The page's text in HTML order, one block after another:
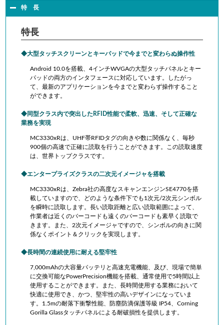
特 長
特長
大型タッチスクリーンとキーパッドで今までと変わらぬ操作性
Android 10.0を搭載、4インチWVGAの大型タッチパネルとキー
パッドの両方のインタフェースに対応しています。したがっ
て、最新のアプリケーションを今までと変わらず操作すること
ができます。
同型クラス内で突出したRFID性能で柔軟、迅速、そして正確な
業務を実現
MC3330xRは、UHF帯RFIDタグの向きや数に関係なく、毎秒
900個の高速で正確に読取を行うことができます。この読取速度
は、世界トップクラスです。
エンタープライズクラスの二次元イメージャを搭載
MC3330xRは、Zebra社の高度なスキャンエンジンSE4770を搭
載していますので、どのような条件下でも1次元/2次元シンボル
を瞬時に読取します。長い読取距離と広い読取範囲によって、
作業者は近くのバーコードも遠くのバーコードも素早く読取で
きます。また、2次元イメージャですので、シンボルの向きに関
係なくポイント＆クリックを実現します。
長時間の連続使用に耐える堅牢性
7,000mAhの大容量バッテリと高速充電機能、及び、現場で簡単
に交換可能なPowerPrecision機能を搭載、通常使用で5時間以上
使用することができます。また、長時間使用する業務において
快適に使用でき、かつ、堅牢性の高いデザインになっていま
す。1.5mの耐落下衝撃性能、防塵防滴保護等級 IP54、Corning
Gorilla Glassタッチパネルによる耐破損性を提供します。